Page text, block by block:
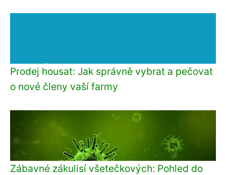
Prodej housat: Jak správně vybrat a pečovat
o nové členy vaší farmy
Zábavné zákulisí všetečkových: Pohled do